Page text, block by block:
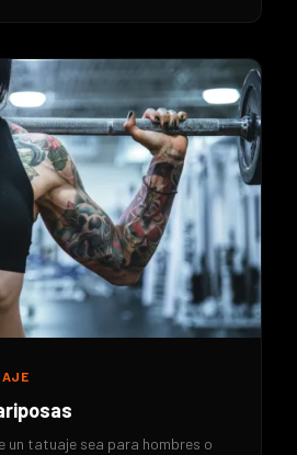
un tatuaje sea para hombres o